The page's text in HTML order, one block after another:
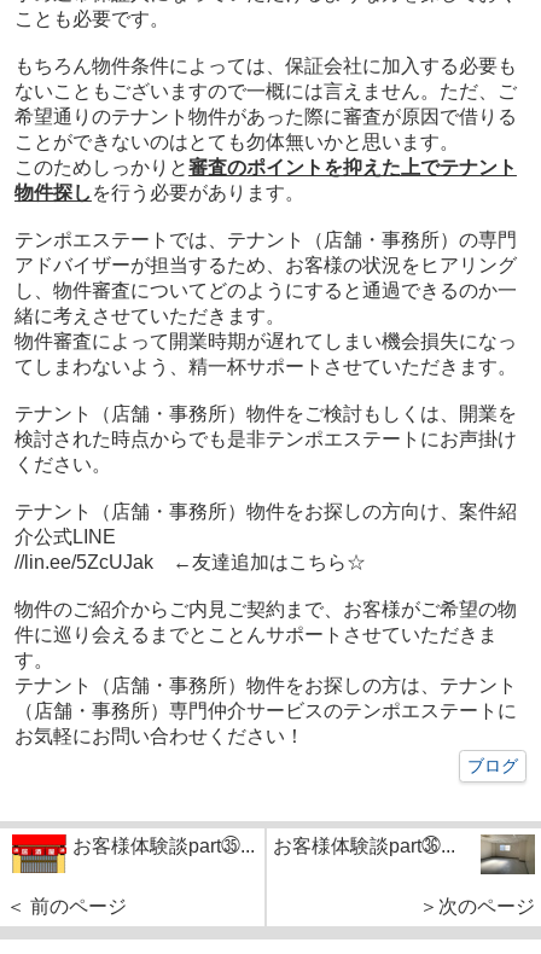
ことも必要です。
もちろん物件条件によっては、保証会社に加入する必要も
ないこともございますので一概には言えません。ただ、ご
希望通りのテナント物件があった際に審査が原因で借りる
ことができないのはとても勿体無いかと思います。
このためしっかりと審査のポイントを抑えた上でテナント
物件探し を行う必要があります。
テンポエステートでは、テナント（店舗・事務所）の専門
アドバイザーが担当するため、お客様の状況をヒアリング
し、物件審査についてどのようにすると通過できるのか一
緒に考えさせていただきます。
物件審査によって開業時期が遅れてしまい機会損失になっ
てしまわないよう、精一杯サポートさせていただきます。
テナント（店舗・事務所）物件をご検討もしくは、開業を
検討された時点からでも是非テンポエステートにお声掛け
ください。
テナント（店舗・事務所）物件をお探しの方向け、案件紹
介公式LINE
//lin.ee/5ZcUJak ←友達追加はこちら☆
物件のご紹介からご内見ご契約まで、お客様がご希望の物
件に巡り会えるまでとことんサポートさせていただきま
す。
テナント（店舗・事務所）物件をお探しの方は、テナント
（店舗・事務所）専門仲介サービスのテンポエステートに
お気軽にお問い合わせください！
ブログ
お客様体験談part㉟...
＜ 前のページ
お客様体験談part㊱...
＞次のページ